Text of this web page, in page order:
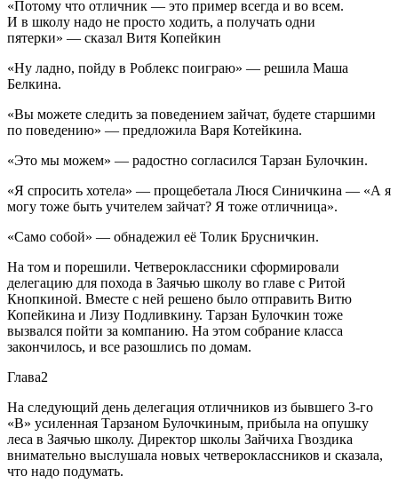
«Потому что отличник — это пример всегда и во всем.
И в школу надо не просто ходить, а получать одни
пятерки» — сказал Витя Копейкин
«Ну ладно, пойду в Роблекс поиграю» — решила Маша
Белкина.
«Вы можете следить за поведением зайчат, будете старшими
по поведению» — предложила Варя Котейкина.
«Это мы можем» — радостно согласился Тарзан Булочкин.
«Я спросить хотела» — прощебетала Люся Синичкина — «А я
могу тоже быть учителем зайчат? Я тоже отличница».
«Само собой» — обнадежил её Толик Брусничкин.
На том и порешили. Четвероклассники сформировали
делегацию для похода в Заячью школу во главе с Ритой
Кнопкиной. Вместе с ней решено было отправить Витю
Копейкина и Лизу Подливкину. Тарзан Булочкин тоже
вызвался пойти за компанию. На этом собрание класса
закончилось, и все разошлись по домам.
Глава2
На следующий день делегация отличников из бывшего 3-го
«В» усиленная Тарзаном Булочкиным, прибыла на опушку
леса в Заячью школу. Директор школы Зайчиха Гвоздика
внимательно выслушала новых четвероклассников и сказала,
что надо подумать.